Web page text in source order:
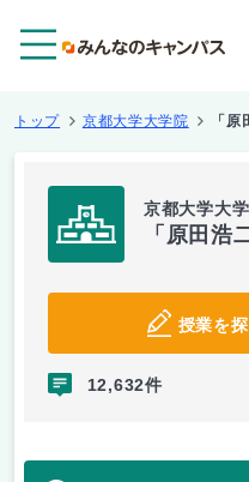
トップ 京都大学大学院 「
京都大学大
「原田浩
授業を
12,632件